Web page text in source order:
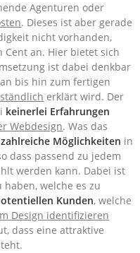
Agenturen oder
. Dieses ist aber gerade
nicht vorhanden,
an. Hier bietet sich
ist dabei denkbar
bis hin zum fertigen
erklärt wird. Der
keinerlei Erfahrungen
Webdesign. Was das
zahlreiche Möglichkeiten in
dass passend zu jedem
werden kann. Dabei ist
haben, welche es zu
Kunden, welche
Design identifizieren
dass eine attraktive